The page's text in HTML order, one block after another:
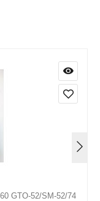
GTO-52/SM-52/74